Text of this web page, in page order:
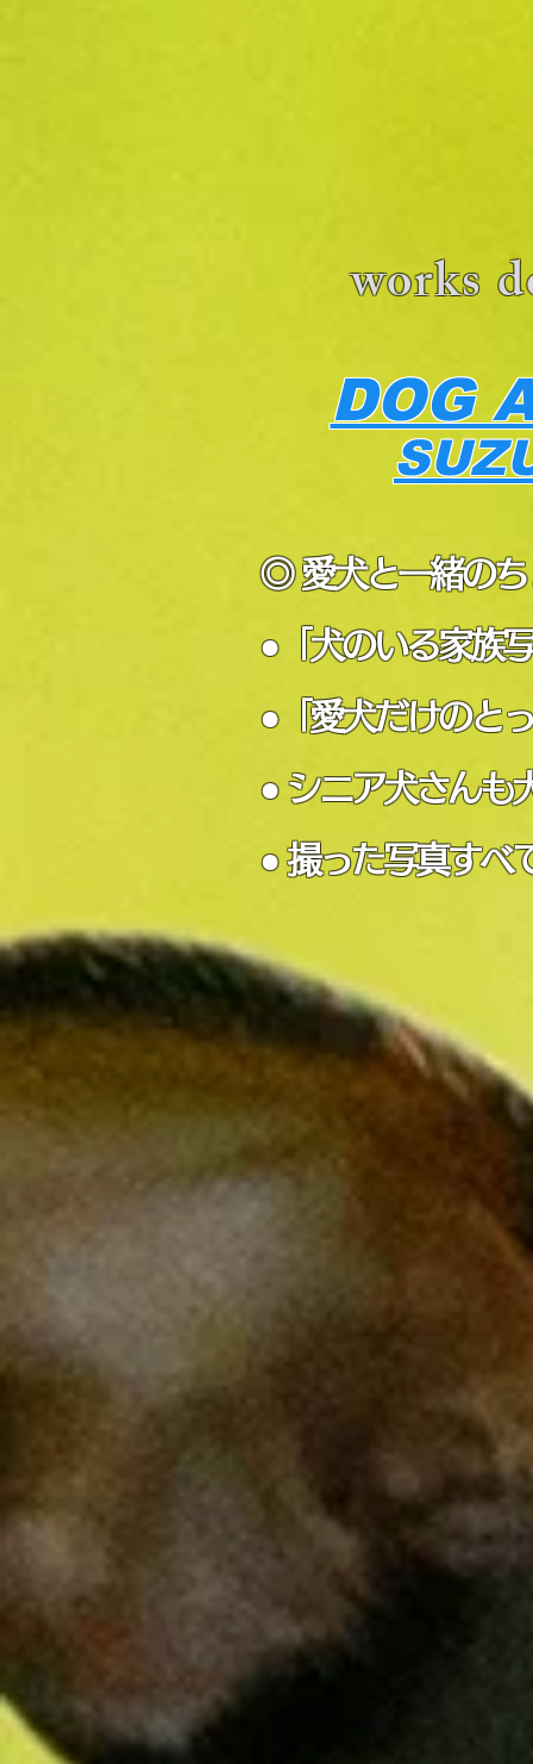
works
DOG
◎ 愛犬と一緒のち
●「犬のいる家族
●「愛犬だけのと
● シニア犬さんも
● 撮った​写真すべ